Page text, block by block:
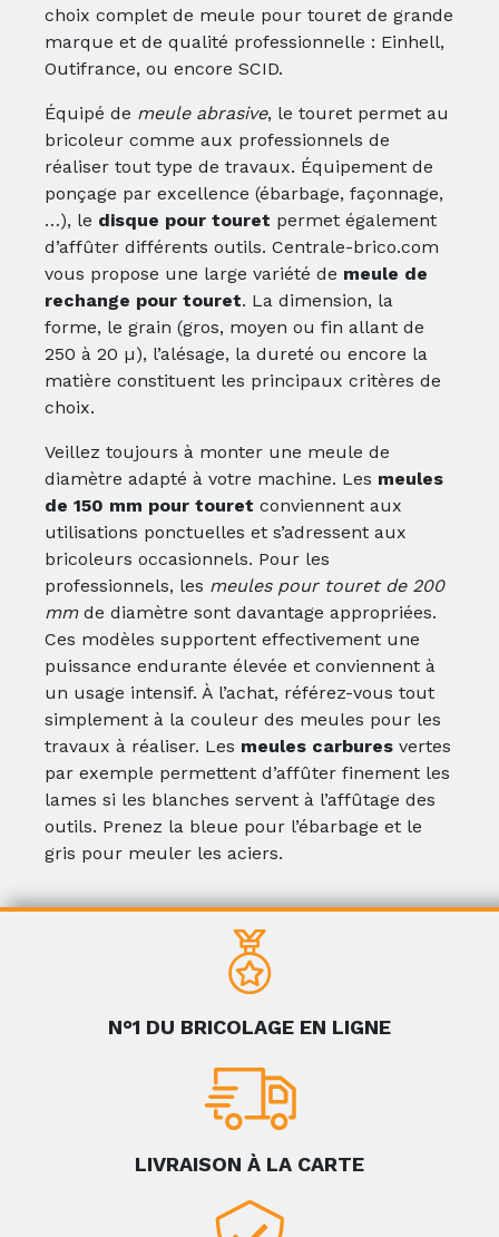
choix complet de meule pour touret de grande
marque et de qualité professionnelle : Einhell,
Outifrance, ou encore SCID.
Équipé de meule abrasive, le touret permet au
bricoleur comme aux professionnels de
réaliser tout type de travaux. Équipement de
ponçage par excellence (ébarbage, façonnage,
…), le disque pour touret permet également
d’affûter différents outils. Centrale-brico.com
vous propose une large variété de meule de
rechange pour touret. La dimension, la
forme, le grain (gros, moyen ou fin allant de
250 à 20 µ), l’alésage, la dureté ou encore la
matière constituent les principaux critères de
choix.
Veillez toujours à monter une meule de
diamètre adapté à votre machine. Les meules
de 150 mm pour touret conviennent aux
utilisations ponctuelles et s’adressent aux
bricoleurs occasionnels. Pour les
professionnels, les meules pour touret de 200
mmde diamètre sont davantage appropriées.
Ces modèles supportent effectivement une
puissance endurante élevée et conviennent à
un usage intensif. À l’achat, référez-vous tout
simplement à la couleur des meules pour les
travaux à réaliser. Les meules carbures vertes
par exemple permettent d’affûter finement les
lames si les blanches servent à l’affûtage des
outils. Prenez la bleue pour l’ébarbage et le
gris pour meuler les aciers.
N°1 DU BRICOLAGE EN LIGNE
LIVRAISON À LA CARTE